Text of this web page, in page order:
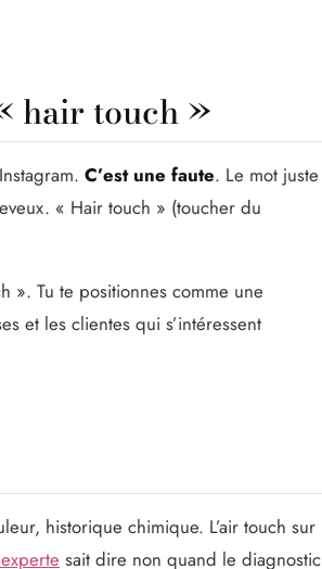
hair touch »
C’est une faute. Le mot juste
« Hair touch » (toucher du
». Tu te positionnes comme une
et les clientes qui s’intéressent
historique chimique. L’air touch sur
sait dire non quand le diagnostic